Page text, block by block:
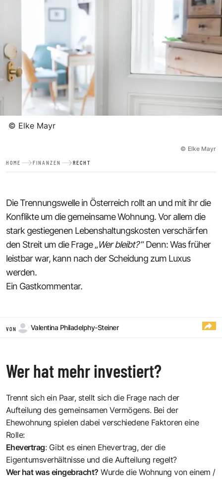
© Elke Mayr
© Elke Mayr
HOME FINANZEN RECHT
Die Trennungswelle in Österreich rollt an und mit ihr die
Konflikte um die gemeinsame Wohnung. Vor allem die
stark gestiegenen Lebenshaltungskosten verschärfen
den Streit um die Frage „Wer bleibt?“ Denn: Was früher
leistbar war, kann nach der Scheidung zum Luxus
werden.
Ein Gastkommentar.
VON Valentina Philadelphy-Steiner
Wer hat mehr investiert?
Trennt sich ein Paar, stellt sich die Frage nach der
Aufteilung des gemeinsamen Vermögens. Bei der
Ehewohnung spielen dabei verschiedene Faktoren eine
Rolle:
Ehevertrag: Gibt es einen Ehevertrag, der die
Eigentumsverhältnisse und die Aufteilung regelt?
Wer hat was eingebracht? Wurde die Wohnung von einem /